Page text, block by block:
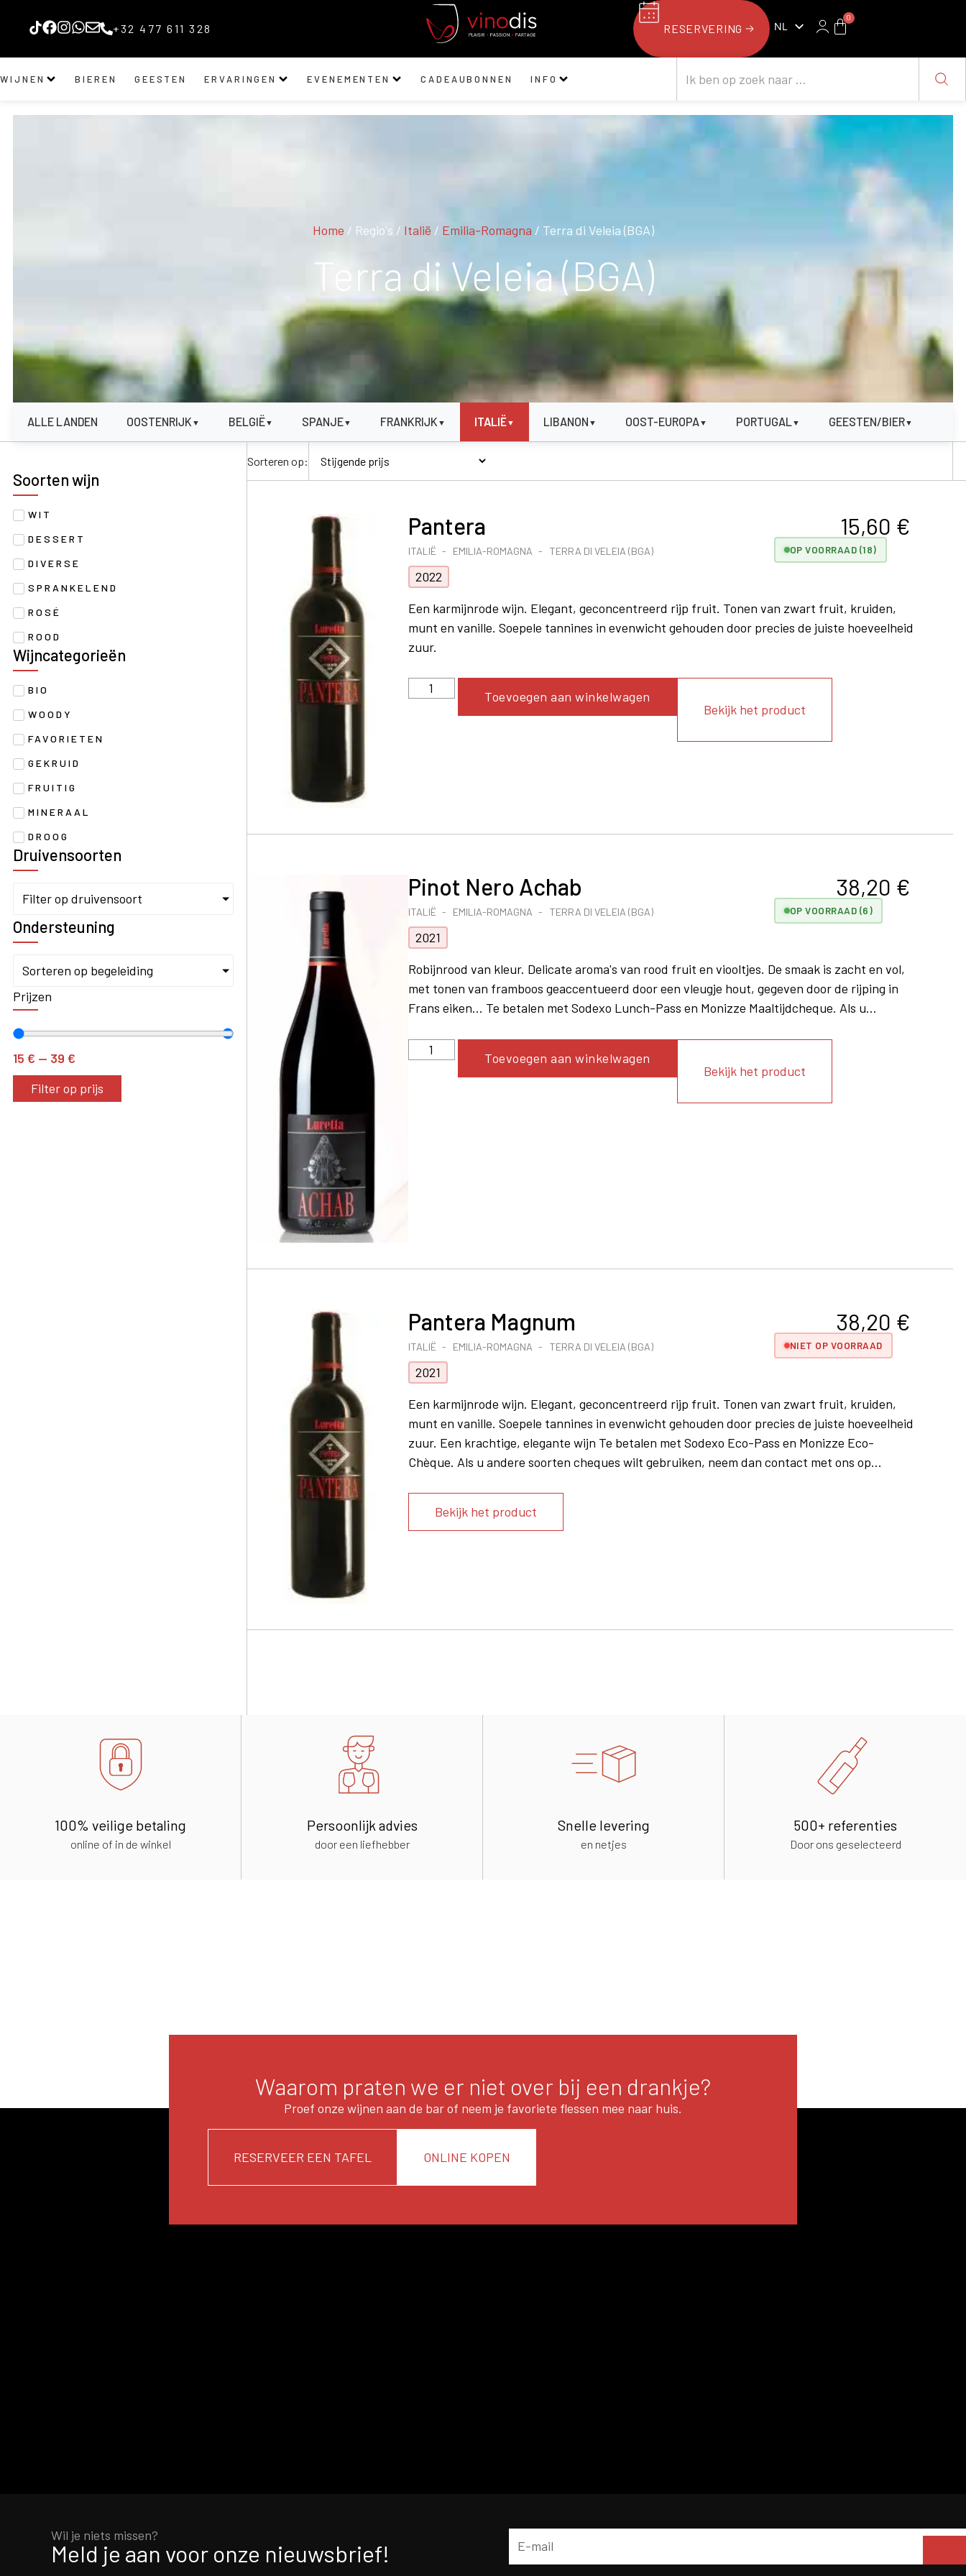
+32 477 611 328 RESERVERING NL
FR
0
WIJNEN BIEREN GEESTEN ERVARINGEN EVENEMENTEN CADEAUBONNEN INFO
Home / Regio's / Italië / Emilia-Romagna / Terra di Veleia (BGA)
Terra di Veleia (BGA)
ALLE LANDEN OOSTENRIJK ▼ BELGIË▼ SPANJE▼ FRANKRIJK ▼ ITALIË▼ LIBANON ▼ OOST-EUROPA▼ PORTUGAL▼ GEESTEN/BIER▼
Soorten wijn
WIT
DESSERT
DIVERSE
SPRANKELEND
ROSÉ
ROOD
Wijncategorieën
BIO
WOODY
FAVORIETEN
GEKRUID
FRUITIG
MINERAAL
DROOG
Druivensoorten
Filter op druivensoort
Ondersteuning
Sorteren op begeleiding
Prijzen
15 € — 39 €
Filter op prijs
Sorteren op:
Pantera
ITALIË EMILIA-ROMAGNA TERRA DI VELEIA (BGA)
2022
15,60 €
OP VOORRAAD (18)
Een karmijnrode wijn. Elegant, geconcentreerd rijp fruit. Tonen van zwart fruit, kruiden,
munt en vanille. Soepele tannines in evenwicht gehouden door precies de juiste hoeveelheid
zuur.
Toevoegen aan winkelwagen
Bekijk het product
Pinot Nero Achab
ITALIË EMILIA-ROMAGNA TERRA DI VELEIA (BGA)
2021
38,20 €
OP VOORRAAD (6)
Robijnrood van kleur. Delicate aroma's van rood fruit en viooltjes. De smaak is zacht en vol,
met tonen van framboos geaccentueerd door een vleugje hout, gegeven door de rijping in
Frans eiken... Te betalen met Sodexo Lunch-Pass en Monizze Maaltijdcheque. Als u...
Toevoegen aan winkelwagen
Bekijk het product
Pantera Magnum
ITALIË EMILIA-ROMAGNA TERRA DI VELEIA (BGA)
2021
38,20 €
NIET OP VOORRAAD
Een karmijnrode wijn. Elegant, geconcentreerd rijp fruit. Tonen van zwart fruit, kruiden,
munt en vanille. Soepele tannines in evenwicht gehouden door precies de juiste hoeveelheid
zuur. Een krachtige, elegante wijn Te betalen met Sodexo Eco-Pass en Monizze Eco-
Chèque. Als u andere soorten cheques wilt gebruiken, neem dan contact met ons op...
Bekijk het product
100% veilige betaling
online of in de winkel
Persoonlijk advies
door een liefhebber
Snelle levering
en netjes
500+ referenties
Door ons geselecteerd
Waarom praten we er niet over bij een drankje?
Proef onze wijnen aan de bar of neem je favoriete flessen mee naar huis.
RESERVEER EEN TAFEL ONLINE KOPEN
Wil je niets missen?
Meld je aan voor onze nieuwsbrief!